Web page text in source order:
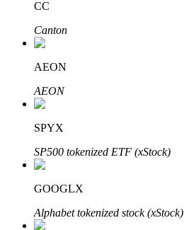
定投理财
享受活期理財及長期收益
CC
Canton
AEON
AEON
SPYX
SP500 tokenized ETF (xStock)
GOOGLX
Alphabet tokenized stock (xStock)